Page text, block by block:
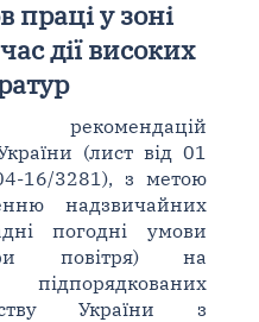
у зоні
дії високих
(лист від 01
16/3281), з метою
надзвичайних
погодні умови
повітря) на
України з